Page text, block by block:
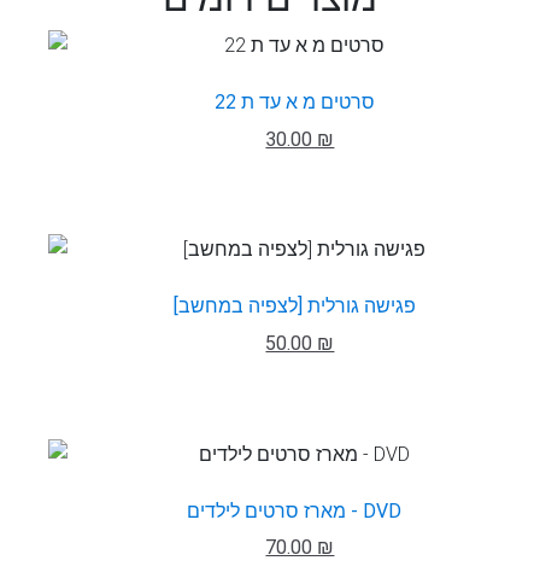
22 סרטים מ א עד ת
30.00 ₪
פגישה גורלית [לצפיה במחשב]
50.00 ₪
מארז סרטים לילדים - DVD
70.00 ₪